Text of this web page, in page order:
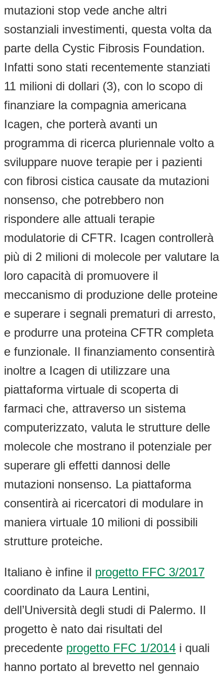
mutazioni stop vede anche altri
sostanziali investimenti, questa volta da
parte della Cystic Fibrosis Foundation.
Infatti sono stati recentemente stanziati
11 milioni di dollari (3), con lo scopo di
finanziare la compagnia americana
Icagen, che porterà avanti un
programma di ricerca pluriennale volto a
sviluppare nuove terapie per i pazienti
con fibrosi cistica causate da mutazioni
nonsenso, che potrebbero non
rispondere alle attuali terapie
modulatorie di CFTR. Icagen controllerà
più di 2 milioni di molecole per valutare la
loro capacità di promuovere il
meccanismo di produzione delle proteine
e superare i segnali prematuri di arresto,
e produrre una proteina CFTR completa
e funzionale. Il finanziamento consentirà
inoltre a Icagen di utilizzare una
piattaforma virtuale di scoperta di
farmaci che, attraverso un sistema
computerizzato, valuta le strutture delle
molecole che mostrano il potenziale per
superare gli effetti dannosi delle
mutazioni nonsenso. La piattaforma
consentirà ai ricercatori di modulare in
maniera virtuale 10 milioni di possibili
strutture proteiche.
Italiano è infine il progetto FFC 3/2017
coordinato da Laura Lentini,
dell’Università degli studi di Palermo. Il
progetto è nato dai risultati del
precedente progetto FFC 1/2014 i quali
hanno portato al brevetto nel gennaio